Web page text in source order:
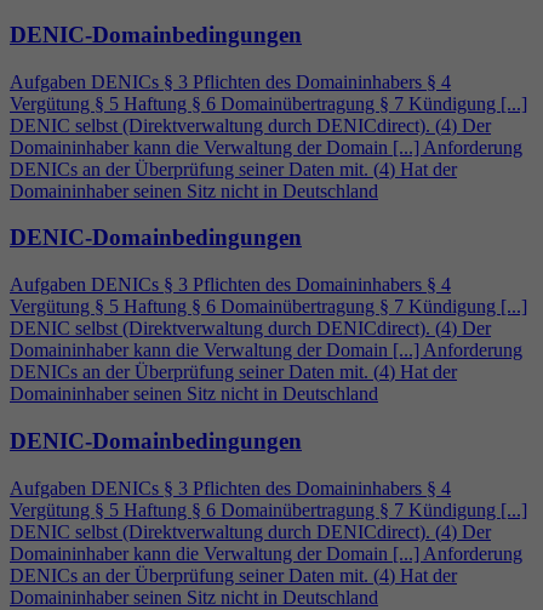
DENIC-Domainbedingungen
Aufgaben DENICs § 3 Pflichten des Domaininhabers § 4
Vergütung § 5 Haftung § 6 Domainübertragung § 7 Kündigung [...]
DENIC selbst (Direktverwaltung durch DENICdirect). (4) Der
Domaininhaber kann die Verwaltung der Domain [...] Anforderung
DENICs an der Überprüfung seiner Daten mit. (4) Hat der
Domaininhaber seinen Sitz nicht in Deutschland
DENIC-Domainbedingungen
Aufgaben DENICs § 3 Pflichten des Domaininhabers § 4
Vergütung § 5 Haftung § 6 Domainübertragung § 7 Kündigung [...]
DENIC selbst (Direktverwaltung durch DENICdirect). (4) Der
Domaininhaber kann die Verwaltung der Domain [...] Anforderung
DENICs an der Überprüfung seiner Daten mit. (4) Hat der
Domaininhaber seinen Sitz nicht in Deutschland
DENIC-Domainbedingungen
Aufgaben DENICs § 3 Pflichten des Domaininhabers § 4
Vergütung § 5 Haftung § 6 Domainübertragung § 7 Kündigung [...]
DENIC selbst (Direktverwaltung durch DENICdirect). (4) Der
Domaininhaber kann die Verwaltung der Domain [...] Anforderung
DENICs an der Überprüfung seiner Daten mit. (4) Hat der
Domaininhaber seinen Sitz nicht in Deutschland